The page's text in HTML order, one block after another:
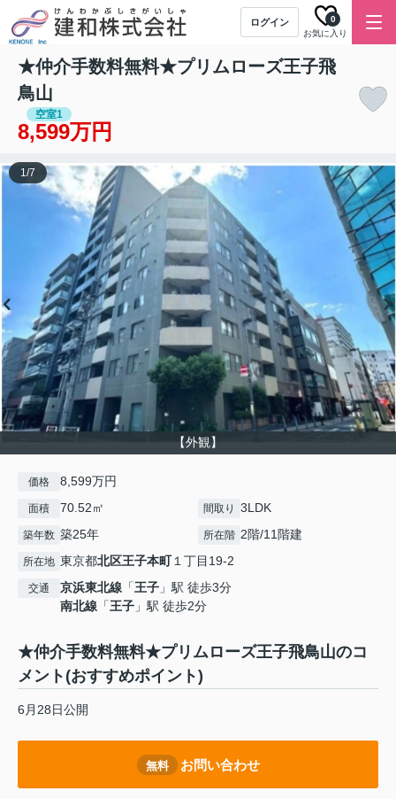
ログイン
お気に入り
0
★仲介手数料無料★プリムローズ王子飛
鳥山
空室1
8,599万円
【外観】
1/7
価格 8,599万円
面積 70.52㎡ 間取り 3LDK
築年数 築25年 所在階 2階/11階建
所在地 東京都北区王子本町１丁目19-2
交通 京浜東北線 「王子 」駅 徒歩3分
南北線 「王子 」駅 徒歩2分
★仲介手数料無料★プリムローズ王子飛鳥山のコ
メント(おすすめポイント)
6月28日公開
無料 お問い合わせ